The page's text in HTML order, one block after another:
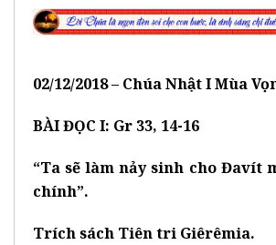
02/12/2018 – Chúa Nhật IMùa
BÀI ĐỌC I: Gr 33, 14-16
“Ta sẽ làm nảy sinh cho Đavít
chính”.
Trích sách Tiên tri Giêrêmia.